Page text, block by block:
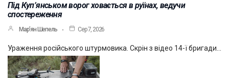
Під Куп’янськом ворог ховається в руїнах, ведучи
спостереження
Мар’ян Шепель Сер 7, 2026
Ураження російського штурмовика. Скрін з відео 14-ї бригади…